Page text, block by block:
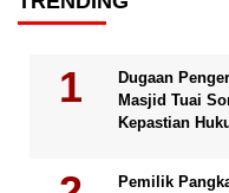
Dugaan
Masjid Tuai
Kepastian
Pemilik